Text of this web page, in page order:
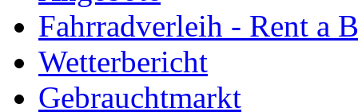
Fahrradverleih - Rent a
Wetterbericht
Gebrauchtmarkt